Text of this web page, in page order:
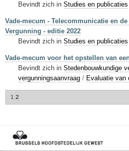
Bevindt zich in Studies en publicaties
Vade-mecum - Telecommunicatie en
Vergunning - editie 2022
Bevindt zich in Studies en publicaties
Vade-mecum voor het opstellen van
Bevindt zich in Stedenbouwkundige
vergunningsaanvraag / Evaluatie van
1 2